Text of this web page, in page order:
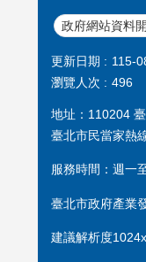
政府網站資料
更新日期
115-
瀏覽人次
496
地址：110204
臺北市民當家熱
服務時間：週一
臺北市政府產業
建議解析度